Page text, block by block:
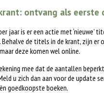
ontvang als eerste
jaar is er een actie met ‘nieuwe’
Behalve de titels in de krant, zijn
deze komen wel online.
mee dat de aantallen
u zich dan aan voor de update
goedkoopste boeken.